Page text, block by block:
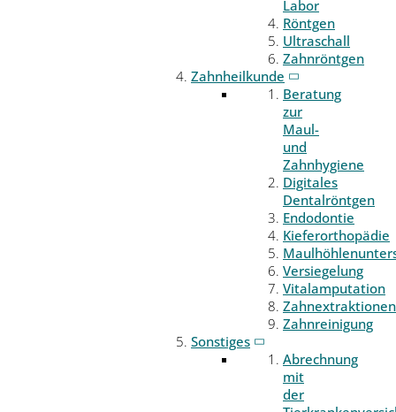
Labor
Röntgen
Ultraschall
Zahnröntgen
Zahnheilkunde
Beratung
zur
Maul-
und
Zahnhygiene
Digitales
Dentalröntgen
Endodontie
Kieferorthopädie
Versiegelung
Vitalamputation
Zahnextraktionen
Zahnreinigung
Sonstiges
Abrechnung
mit
der